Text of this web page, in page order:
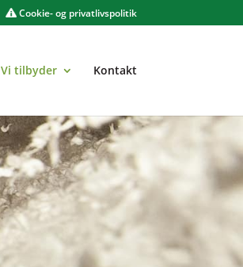
Cookie- og privatlivspolitik
Vi tilbyder Kontakt